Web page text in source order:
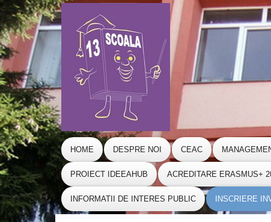
HOME DESPRE NOI CEAC
PROIECT IDEEAHUB ACREDITARE ERASMUS+
INFORMATII DE INTERES PUBLIC INSCRIERE